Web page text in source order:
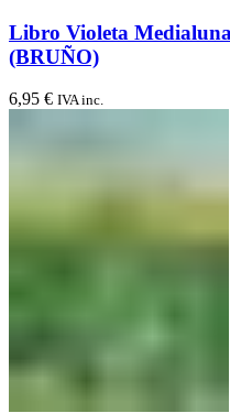
Libro Violeta
(BRUÑO)
6,95 € IVA inc.